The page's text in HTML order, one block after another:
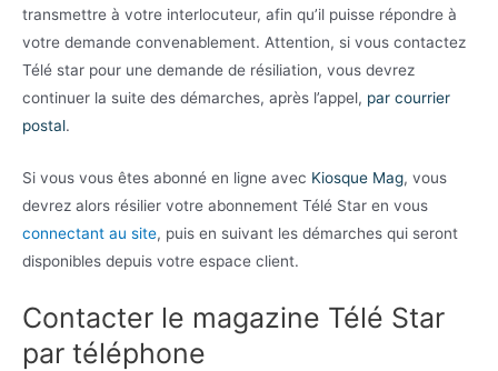
transmettre à votre interlocuteur, afin qu’il puisse répondre à
votre demande convenablement. Attention, si vous contactez
Télé star pour une demande de résiliation, vous devrez
continuer la suite des démarches, après l’appel, par courrier
postal.
Si vous vous êtes abonné en ligne avec Kiosque Mag, vous
devrez alors résilier votre abonnement Télé Star en vous
connectant au site, puis en suivant les démarches qui seront
disponibles depuis votre espace client.
Contacter le magazine Télé Star
par téléphone